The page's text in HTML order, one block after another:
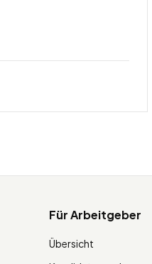
Für Arbeitgeber
Übersicht